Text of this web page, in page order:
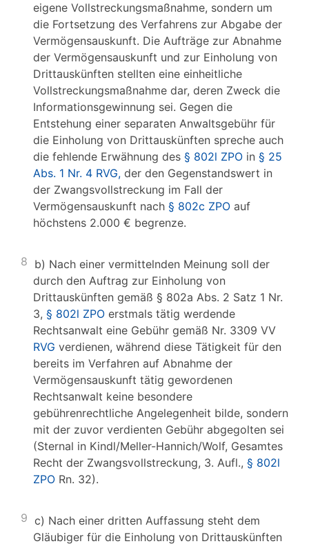
eigene Vollstreckungsmaßnahme, sondern um
die Fortsetzung des Verfahrens zur Abgabe der
Vermögensauskunft. Die Aufträge zur Abnahme
der Vermögensauskunft und zur Einholung von
Drittauskünften stellten eine einheitliche
Vollstreckungsmaßnahme dar, deren Zweck die
Informationsgewinnung sei. Gegen die
Entstehung einer separaten Anwaltsgebühr für
die Einholung von Drittauskünften spreche auch
die fehlende Erwähnung des § 802l ZPO in § 25
Abs. 1 Nr. 4 RVG, der den Gegenstandswert in
der Zwangsvollstreckung im Fall der
Vermögensauskunft nach § 802c ZPO auf
höchstens 2.000 € begrenze.
8 b) Nach einer vermittelnden Meinung soll der
durch den Auftrag zur Einholung von
Drittauskünften gemäß § 802a Abs. 2 Satz 1 Nr.
3, § 802l ZPO erstmals tätig werdende
Rechtsanwalt eine Gebühr gemäß Nr. 3309 VV
RVG verdienen, während diese Tätigkeit für den
bereits im Verfahren auf Abnahme der
Vermögensauskunft tätig gewordenen
Rechtsanwalt keine besondere
gebührenrechtliche Angelegenheit bilde, sondern
mit der zuvor verdienten Gebühr abgegolten sei
(Sternal in Kindl/Meller-Hannich/Wolf, Gesamtes
Recht der Zwangsvollstreckung, 3. Aufl., § 802l
ZPO Rn. 32).
9 c) Nach einer dritten Auffassung steht dem
Gläubiger für die Einholung von Drittauskünften